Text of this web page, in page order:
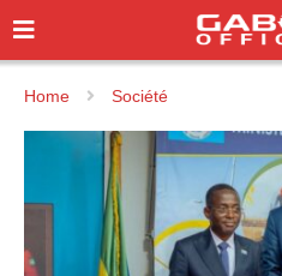
Home Société